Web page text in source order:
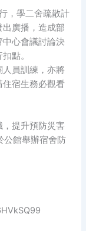
，學二舍疏散計
廣播，造成部
心會議討論決
點。
員訓練，亦將
宿生務必觀看
提升預防災害
公館舉辦宿舍防